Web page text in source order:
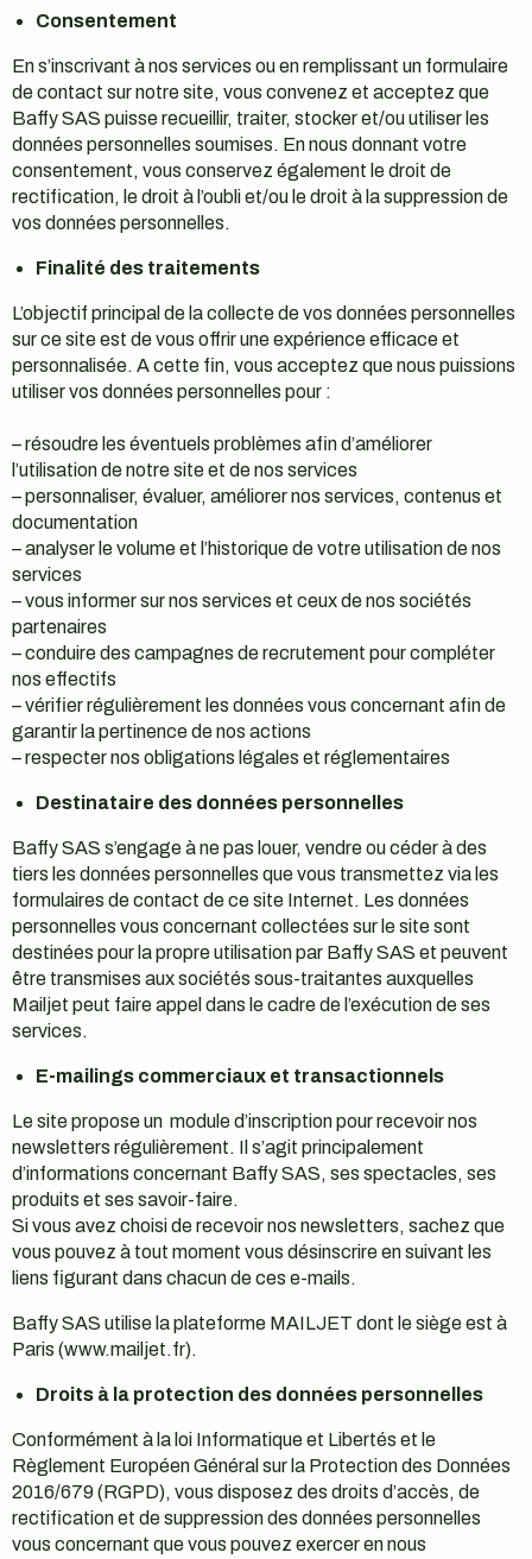
Consentement
En s’inscrivant à nos services ou en remplissant un formulaire
de contact sur notre site, vous convenez et acceptez que
Baffy SAS puisse recueillir, traiter, stocker et/ou utiliser les
données personnelles soumises. En nous donnant votre
consentement, vous conservez également le droit de
rectification, le droit à l’oubli et/ou le droit à la suppression de
vos données personnelles.
Finalité des traitements
L’objectif principal de la collecte de vos données personnelles
sur ce site est de vous offrir une expérience efficace et
personnalisée. A cette fin, vous acceptez que nous puissions
utiliser vos données personnelles pour :
– résoudre les éventuels problèmes afin d’améliorer
l’utilisation de notre site et de nos services
– personnaliser, évaluer, améliorer nos services, contenus et
documentation
– analyser le volume et l’historique de votre utilisation de nos
services
– vous informer sur nos services et ceux de nos sociétés
partenaires
– conduire des campagnes de recrutement pour compléter
nos effectifs
– vérifier régulièrement les données vous concernant afin de
garantir la pertinence de nos actions
– respecter nos obligations légales et réglementaires
Destinataire des données personnelles
Baffy SAS s’engage à ne pas louer, vendre ou céder à des
tiers les données personnelles que vous transmettez via les
formulaires de contact de ce site Internet. Les données
personnelles vous concernant collectées sur le site sont
destinées pour la propre utilisation par Baffy SAS et peuvent
être transmises aux sociétés sous-traitantes auxquelles
Mailjet peut faire appel dans le cadre de l’exécution de ses
services.
E-mailings commerciaux et transactionnels
Le site propose un module d’inscription pour recevoir nos
newsletters régulièrement. Il s’agit principalement
d’informations concernant Baffy SAS, ses spectacles, ses
produits et ses savoir-faire.
Si vous avez choisi de recevoir nos newsletters, sachez que
vous pouvez à tout moment vous désinscrire en suivant les
liens figurant dans chacun de ces e-mails.
Baffy SAS utilise la plateforme MAILJET dont le siège est à
Paris (www.mailjet.fr).
Droits à la protection des données personnelles
Conformément à la loi Informatique et Libertés et le
Règlement Européen Général sur la Protection des Données
2016/679 (RGPD), vous disposez des droits d’accès, de
rectification et de suppression des données personnelles
vous concernant que vous pouvez exercer en nous